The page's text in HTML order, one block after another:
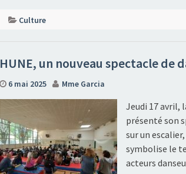
Culture
HUNE, un nouveau spectacle de
6 mai 2025 Mme Garcia
Jeudi 17 avril,
présenté son
sur un
symbolise le
acteurs